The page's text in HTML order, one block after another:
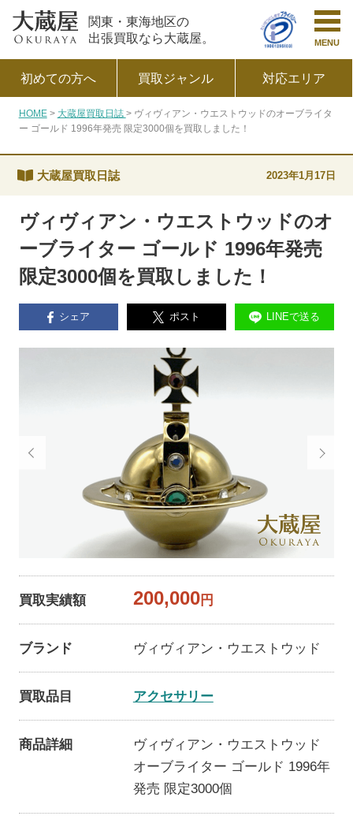
関東・東海地区の
出張買取なら大蔵屋。
MENU
初めての方へ 買取ジャンル 対応エリア
HOME 大蔵屋買取日誌
ヴィヴィアン・ウエストウッドのオーブライタ
ー ゴールド 1996年発売 限定3000個を買取しました！
ヴィヴィアン・ウエストウッドのオ
ーブライター ゴールド 1996年発売
限定3000個を買取しました！
大蔵屋買取日誌 2023年1月17日
シェア ポスト LINEで送る
買取実績額 200,000円
ブランド ヴィヴィアン・ウエストウッド
買取品目 アクセサリー
商品詳細
ヴィヴィアン・ウエストウッド
オーブライター ゴールド 1996年
発売 限定3000個